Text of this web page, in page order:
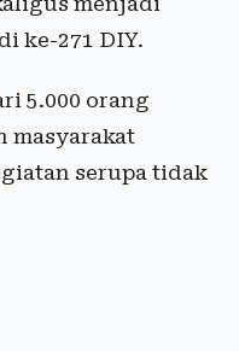
ke-271 DIY.
5.000 orang
masyarakat
serupa tidak